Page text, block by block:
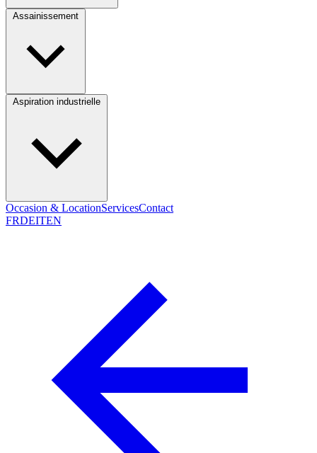
Occasion & LocationServicesContact
FRDEITEN